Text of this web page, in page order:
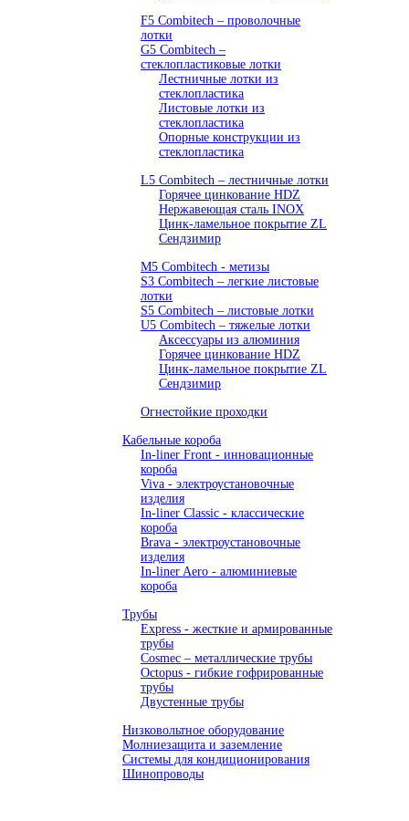
F5 Combitech – проволочные
лотки
G5 Combitech –
стеклопластиковые лотки
Лестничные лотки из
стеклопластика
Листовые лотки из
стеклопластика
Опорные конструкции из
стеклопластика
L5 Combitech – лестничные лотки
Горячее цинкование HDZ
Нержавеющая сталь INOX
Цинк-ламельное покрытие ZL
Сендзимир
M5 Combitech - метизы
S3 Combitech – легкие листовые
лотки
S5 Combitech – листовые лотки
U5 Combitech – тяжелые лотки
Аксессуары из алюминия
Горячее цинкование HDZ
Цинк-ламельное покрытие ZL
Сендзимир
Огнестойкие проходки
Кабельные короба
In-liner Front - инновационные
короба
Viva - электроустановочные
изделия
In-liner Classic - классические
короба
Brava - электроустановочные
изделия
In-liner Aero - алюминиевые
короба
Трубы
Express - жесткие и армированные
трубы
Cosmec – металлические трубы
Octopus - гибкие гофрированные
трубы
Двустенные трубы
Низковольтное оборудование
Молниезащита и заземление
Системы для кондиционирования
Шинопроводы